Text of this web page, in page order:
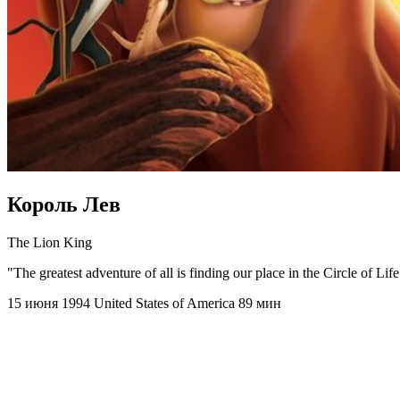
Король Лев
The Lion King
"The greatest adventure of all is finding our place in the Circle of
15 июня 1994 United States of America 89 мин